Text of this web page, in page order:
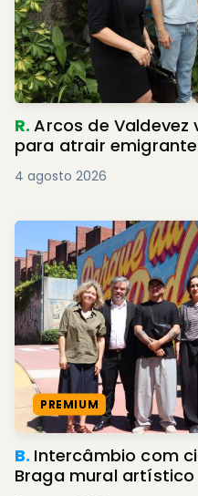
R.Arcos de
para atrair
4 agosto 2026
PREMIUM
B. Intercâmbio com cidade
Braga mural artístico